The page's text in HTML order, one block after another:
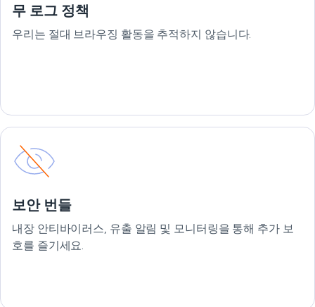
무 로그 정책
우리는 절대 브라우징 활동을 추적하지 않습니다.
보안 번들
내장 안티바이러스, 유출 알림 및 모니터링을 통해 추가 보
호를 즐기세요.